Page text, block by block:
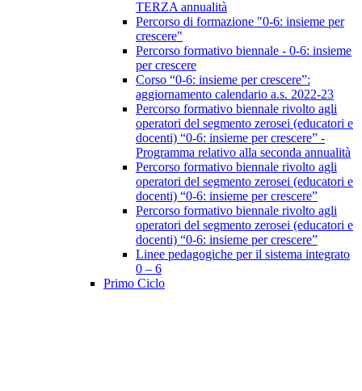
TERZA annualità
Percorso di formazione "0-6: insieme per
crescere"
Percorso formativo biennale - 0-6: insieme
per crescere
Corso “0-6: insieme per crescere”:
aggiornamento calendario a.s. 2022-23
Percorso formativo biennale rivolto agli
operatori del segmento zerosei (educatori e
docenti) “0-6: insieme per crescere” -
Programma relativo alla seconda annualità
Percorso formativo biennale rivolto agli
operatori del segmento zerosei (educatori e
docenti) “0-6: insieme per crescere”
Percorso formativo biennale rivolto agli
operatori del segmento zerosei (educatori e
docenti) “0-6: insieme per crescere”
Linee pedagogiche per il sistema integrato
0 – 6
Primo Ciclo